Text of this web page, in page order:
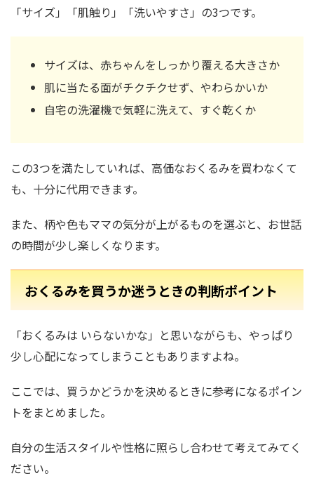
「サイズ」「肌触り」「洗いやすさ」の3つです。
サイズは、赤ちゃんをしっかり覆える大きさか
肌に当たる面がチクチクせず、やわらかいか
自宅の洗濯機で気軽に洗えて、すぐ乾くか
この3つを満たしていれば、高価なおくるみを買わなくて
も、十分に代用できます。
また、柄や色もママの気分が上がるものを選ぶと、お世話
の時間が少し楽しくなります。
おくるみを買うか迷うときの判断ポイント
「おくるみは いらないかな」と思いながらも、やっぱり
少し心配になってしまうこともありますよね。
ここでは、買うかどうかを決めるときに参考になるポイン
トをまとめました。
自分の生活スタイルや性格に照らし合わせて考えてみてく
ださい。